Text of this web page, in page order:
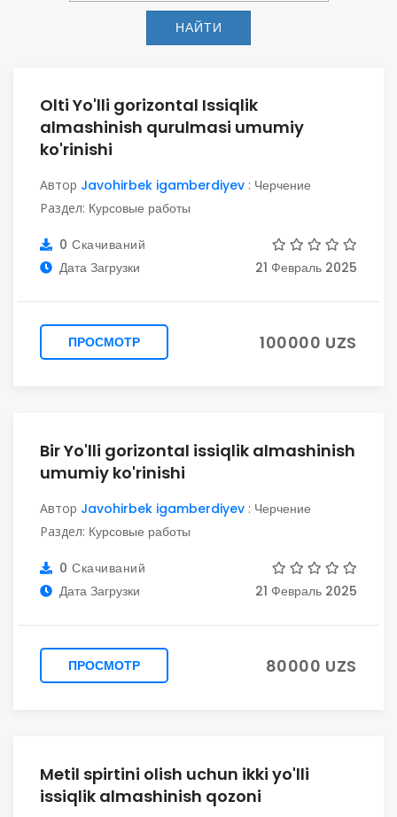
НАЙТИ
Olti Yo'lli gorizontal Issiqlik
almashinish qurulmasi umumiy
ko'rinishi
Автор Javohirbek igamberdiyev : Черчение
Раздел: Курсовые работы
0 Скачиваний
Дата Загрузки
21 Февраль 2025
ПРОСМОТР 100000 UZS
Bir Yo'lli gorizontal issiqlik almashinish
umumiy ko'rinishi
Автор Javohirbek igamberdiyev : Черчение
Раздел: Курсовые работы
0 Скачиваний
Дата Загрузки
21 Февраль 2025
ПРОСМОТР 80000 UZS
Metil spirtini olish uchun ikki yo'lli
issiqlik almashinish qozoni